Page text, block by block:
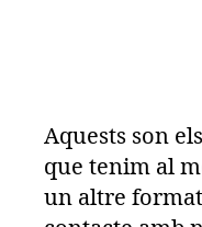
Aquests son
que tenim al
un altre